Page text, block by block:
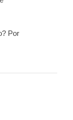
Por